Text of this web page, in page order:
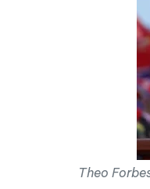
Theo